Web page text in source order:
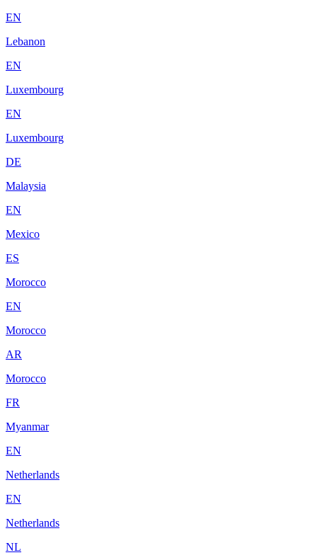
EN
Lebanon
EN
Luxembourg
EN
Luxembourg
DE
Malaysia
EN
Mexico
ES
Morocco
EN
Morocco
AR
Morocco
FR
Myanmar
EN
Netherlands
EN
Netherlands
NL